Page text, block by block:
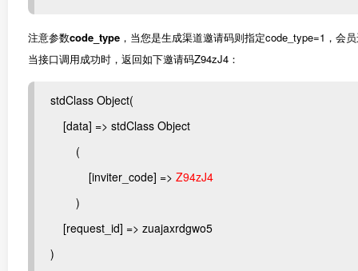
注意参数code_type ，当您是生成渠道邀请码则指定code_type=1，会
当接口调用成功时，返回如下邀请码Z94zJ4：
stdClass Object(
[data] => stdClass Object
(
[inviter_code] => Z94zJ4
)
[request_id] => zuajaxrdgwo5
)